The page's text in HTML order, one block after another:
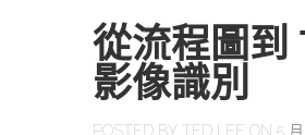
從流程圖
影像識別
POSTED BY TED LEE ON 5 月